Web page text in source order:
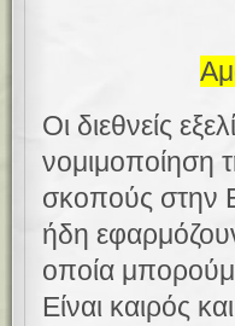
Οι διεθνείς
νομιμοποίηση
σκοπούς στην
ήδη
οποία
Είναι καιρός